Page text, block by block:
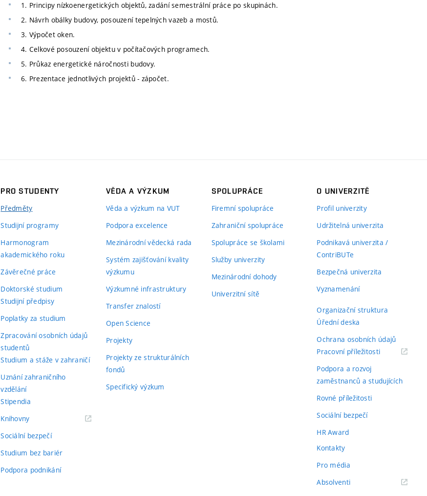
1. Principy nízkoenergetických objektů, zadání semestrální práce po skupinách.
2. Návrh obálky budovy, posouzení tepelných vazeb a mostů.
3. Výpočet oken.
4. Celkové posouzení objektu v počítačových programech.
5. Průkaz energetické náročnosti budovy.
6. Prezentace jednotlivých projektů - zápočet.
PRO STUDENTY
Předměty
Studijní programy
Harmonogram
akademického roku
Závěrečné práce
Doktorské studium
Studijní předpisy
Poplatky za studium
Zpracování osobních údajů
studentů
Studium a stáže v zahraničí
Uznání zahraničního
vzdělání
Stipendia
Knihovny(externí
Sociální bezpečí
Studium bez bariér
Podpora podnikání
VĚDA A VÝZKUM
Věda a výzkum na VUT
Podpora excelence
Mezinárodní vědecká rada
Systém zajišťování kvality
výzkumu
Výzkumné infrastruktury
Transfer znalostí
Open Science
Projekty
Projekty ze strukturálních
fondů
Specifický výzkum
SPOLUPRÁCE
Firemní spolupráce
Zahraniční spolupráce
Spolupráce se školami
Služby univerzity
Mezinárodní dohody
Univerzitní sítě
O UNIVERZITĚ
Profil univerzity
Udržitelná univerzita
Podnikavá univerzita /
ContriBUTe
Bezpečná univerzita
Vyznamenání
Organizační struktura
Úřední deska
Ochrana osobních údajů
Pracovní příležitosti(externí
Podpora a rozvoj
zaměstnanců a studujících
Rovné příležitosti
Sociální bezpečí
HR Award
Kontakty
Pro média
Absolventi(externí